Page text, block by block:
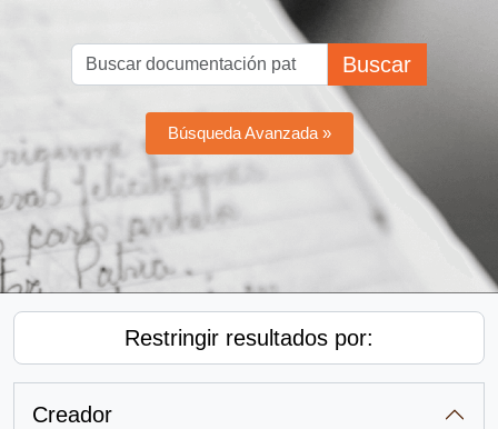
Buscar
Búsqueda Avanzada »
Restringir resultados por:
Creador